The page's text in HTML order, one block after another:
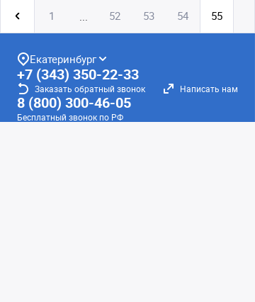
1 ... 52 53 54 55
Екатеринбург
+7 (343) 350-22-33
Заказать обратный звонок Написать нам
8 (800) 300-46-05
Бесплатный звонок по РФ